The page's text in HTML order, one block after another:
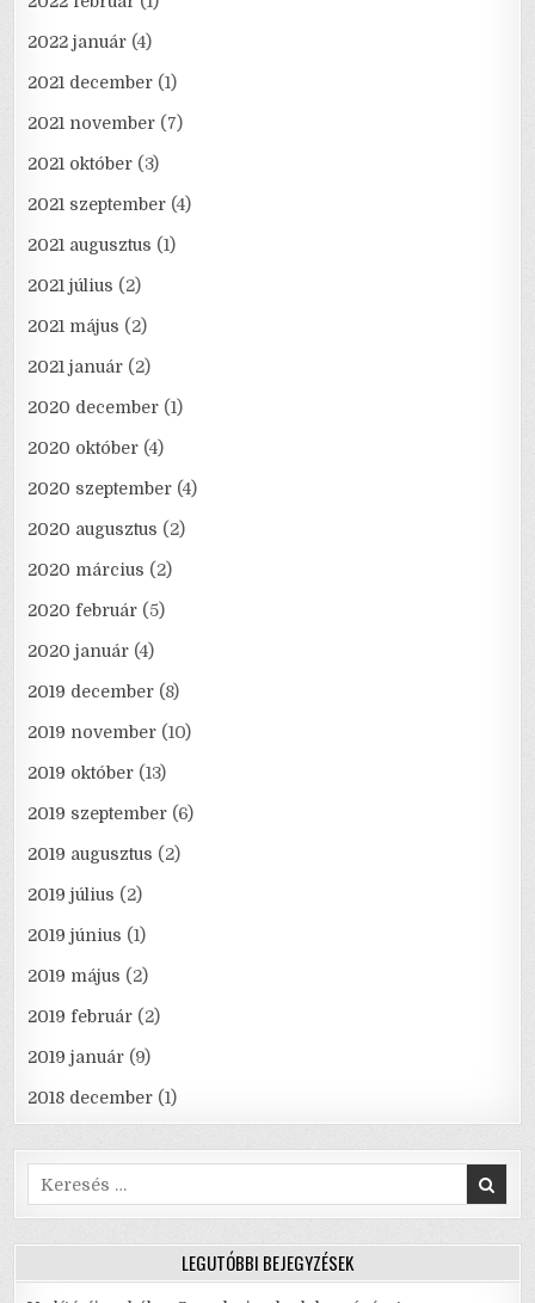
2022 január (4)
2021 december (1)
2021 november (7)
2021 október (3)
2021 szeptember (4)
2021 augusztus (1)
2021 július (2)
2021 május (2)
2021 január (2)
2020 december (1)
2020 október (4)
2020 szeptember (4)
2020 augusztus (2)
2020 március (2)
2020 február (5)
2020 január (4)
2019 december (8)
2019 november (10)
2019 október (13)
2019 szeptember (6)
2019 augusztus (2)
2019 július (2)
2019 június (1)
2019 május (2)
2019 február (2)
2019 január (9)
2018 december (1)
Search
for:
LEGUTÓBBI BEJEGYZÉSEK